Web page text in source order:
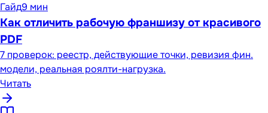
Гайд9 мин
Как отличить рабочую франшизу от красивого
PDF
7 проверок: реестр, действующие точки, ревизия фин.
модели, реальная роялти-нагрузка.
Читать